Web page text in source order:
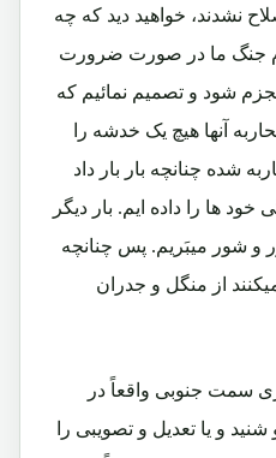
نشدند، خواهید دید که چه
جنگ ما در صورت ضرورت
شود و تصمیم نمائیم که
آنها هیچ یک خدشه را
شده چنانچه بار بار داد
ها را داده ایم. بار دیگر
و شور میبَریم. پس چنانچه
از منگل و جدران
سمت جنوبی واقعاً در
و یا تعدیل و تصویبی را